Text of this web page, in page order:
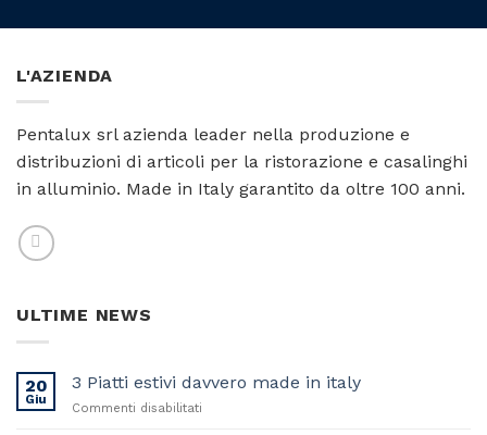
L'AZIENDA
Pentalux srl azienda leader nella produzione e
distribuzioni di articoli per la ristorazione e casalinghi
in alluminio. Made in Italy garantito da oltre 100 anni.
ULTIME NEWS
20
Giu
3 Piatti estivi davvero made in italy
Commenti disabilitati